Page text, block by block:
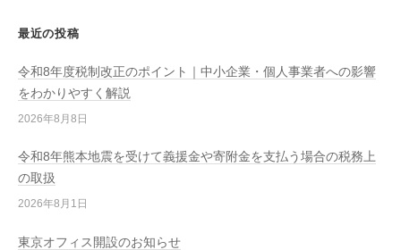
最近の投稿
令和8年度税制改正のポイント｜中小企業・個人事業者への影響
をわかりやすく解説
2026年8月8日
令和8年熊本地震を受けて義援金や寄附金を支払う場合の税務上
の取扱
2026年8月1日
東京オフィス開設のお知らせ